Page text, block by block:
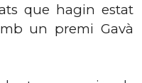
que hagin estat
un premi Gavà